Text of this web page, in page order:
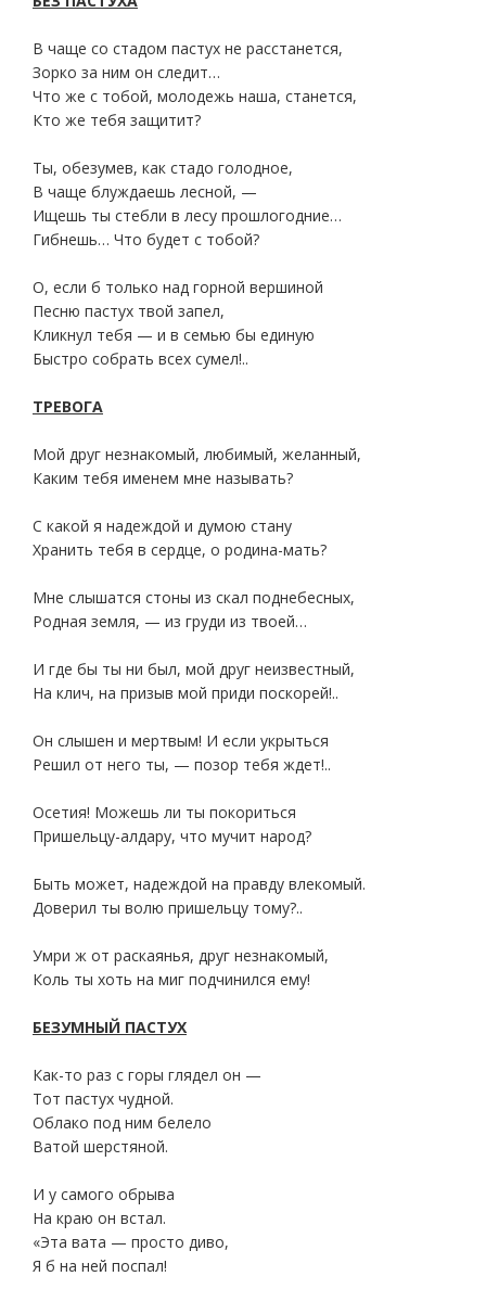
В чаще со стадом пастух не расстанется,
Зорко за ним он следит…
Что же с тобой, молодежь наша, станется,
Кто же тебя защитит?
Ты, обезумев, как стадо голодное,
В чаще блуждаешь лесной, —
Ищешь ты стебли в лесу прошлогодние…
Гибнешь… Что будет с тобой?
О, если б только над горной вершиной
Песню пастух твой запел,
Кликнул тебя — и в семью бы единую
Быстро собрать всех сумел!..
ТРЕВОГА
Мой друг незнакомый, любимый, желанный,
Каким тебя именем мне называть?
С какой я надеждой и думою стану
Хранить тебя в сердце, о родина-мать?
Мне слышатся стоны из скал поднебесных,
Родная земля, — из груди из твоей…
И где бы ты ни был, мой друг неизвестный,
На клич, на призыв мой приди поскорей!..
Он слышен и мертвым! И если укрыться
Решил от него ты, — позор тебя ждет!..
Осетия! Можешь ли ты покориться
Пришельцу-алдару, что мучит народ?
Быть может, надеждой на правду влекомый.
Доверил ты волю пришельцу тому?..
Умри ж от раскаянья, друг незнакомый,
Коль ты хоть на миг подчинился ему!
БЕЗУМНЫЙ ПАСТУХ
Как-то раз с горы глядел он —
Тот пастух чудной.
Облако под ним белело
Ватой шерстяной.
И у самого обрыва
На краю он встал.
«Эта вата — просто диво,
Я б на ней поспал!